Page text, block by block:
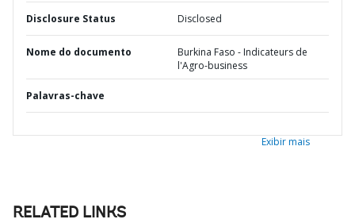
Disclosure Status Disclosed
Nome do documento
Burkina Faso - Indicateurs de
l'Agro-business
Palavras-chave
Exibir mais
RELATED LINKS